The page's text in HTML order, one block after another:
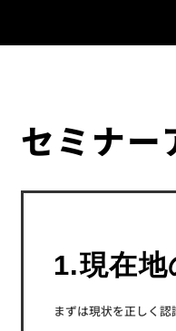
セミナー
1.現在地
まずは現状を正しく認